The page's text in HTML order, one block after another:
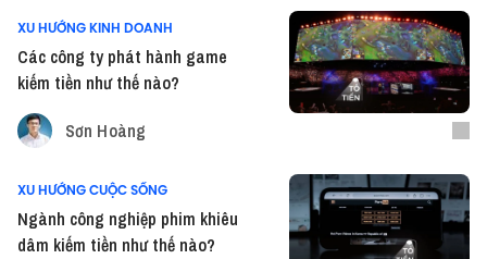
XU HƯỚNG KINH DOANH
Các công ty phát hành game
kiếm tiền như thế nào?
Sơn Hoàng
XU HƯỚNG CUỘC SỐNG
Ngành công nghiệp phim khiêu
dâm kiếm tiền như thế nào?